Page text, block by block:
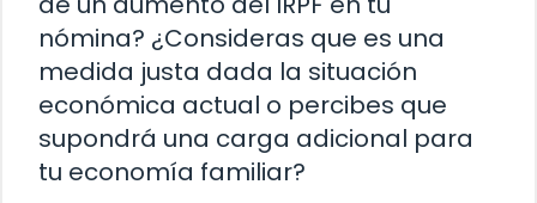
nómina? ¿Consideras que es una
medida justa dada la situación
económica actual o percibes que
supondrá una carga adicional para
tu economía familiar?